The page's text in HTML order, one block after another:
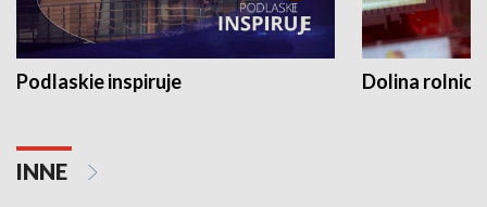
Podlaskie inspiruje Dolina
INNE